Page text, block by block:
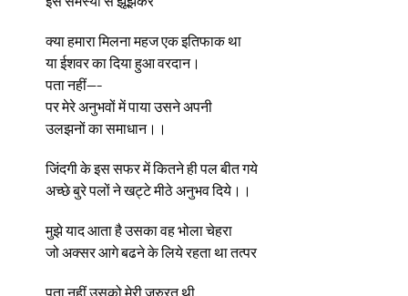
क्या हमारा मिलना महज एक इतिफाक था
या ईशवर का दिया हुआ वरदान।
पता नहीं—-
पर मेरे अनुभवों में पाया उसने अपनी
उलझनों का समाधान।।
जिंदगी के इस सफर में कितने ही पल बीत गये
अच्छे बुरे पलों ने खट्टे मीठे अनुभव दिये।।
मुझे याद आता है उसका वह भोला चेहरा
जो अक्सर आगे बढने के लिये रहता था तत्पर
पता नहीं उसको मेरी जरुरत थी